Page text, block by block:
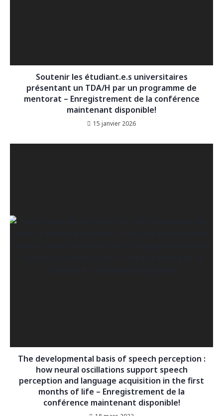
Soutenir les étudiant.e.s universitaires
présentant un TDA/H par un programme de
mentorat – Enregistrement de la conférence
maintenant disponible!
15 janvier 2026
The developmental basis of speech perception :
how neural oscillations support speech
perception and language acquisition in the first
months of life – Enregistrement de la
conférence maintenant disponible!